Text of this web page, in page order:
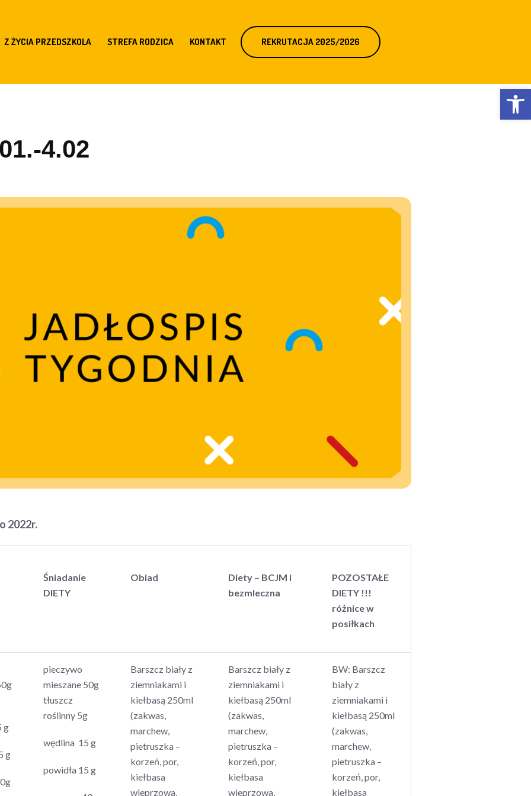
Z ŻYCIA PRZEDSZKOLA STREFA RODZICA KONTAKT REKRUTACJA 2025/2026
4.02
2022r.
Śniadanie
DIETY
Obiad
Diety – BCJM i
bezmleczna
POZOSTAŁE
DIETY !!!
różnice w
posiłkach
g
g
pieczywo
mieszane 50g
tłuszcz
roślinny 5g
wędlina 15 g
powidła 15 g
Barszcz biały z
ziemniakami i
kiełbasą 250ml
(zakwas,
marchew,
pietruszka –
korzeń, por,
kiełbasa
wieprzowa,
Barszcz biały z
ziemniakami i
kiełbasą 250ml
(zakwas,
marchew,
pietruszka –
korzeń, por,
kiełbasa
wieprzowa,
BW: Barszcz
biały z
ziemniakami i
kiełbasą 250ml
(zakwas,
marchew,
pietruszka –
korzeń, por,
kiełbasa